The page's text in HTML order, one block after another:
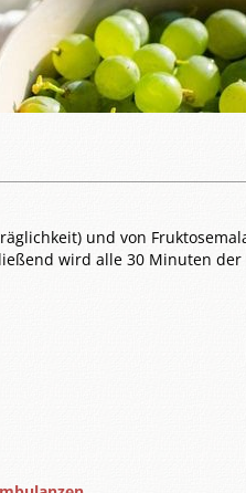
und von
wird alle 30 Minuten